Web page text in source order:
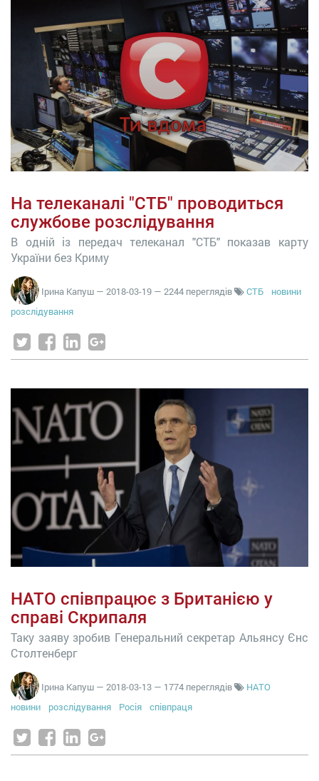
На телеканалі "СТБ" проводиться
службове розслідування
В одній із передач телеканал "СТБ" показав карту
України без Криму
Ірина Капуш — 2018-03-19 — 2244 переглядів CТБ
новини
розслідування
НАТО співпрацює з Британією у
справі Скрипаля
Таку заяву зробив Генеральний секретар Альянсу Єнс
Столтенберг
Ірина Капуш — 2018-03-13 — 1774 переглядів
НАТО
новини
розслідування Росія співпраця